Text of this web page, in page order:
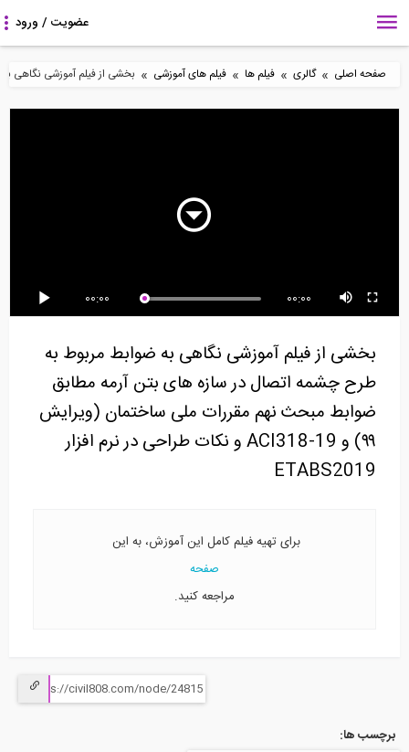
صفحه اصلی » گالری » فیلم ها » فیلم های آموزشی » بخشی از فیلم آموزشی نگاهی
آموزش گام به گام طراحی
یک تیر مستطیلی
2:31
6:49
گسترده مختلف-...
10:31
00:00 00:00
بخشی از فیلم آموزشی نگاهی به ضوابط مربوط به
طرح چشمه اتصال در سازه های بتن آرمه مطابق
ضوابط مبحث نهم مقررات ملی ساختمان (ویرایش
۹۹) و ACI318-19 و نکات طراحی در نرم افزار
ETABS2019
برای تهیه فیلم کامل این آموزش، به این
صفحه
مراجعه کنید.
برچسب ها: